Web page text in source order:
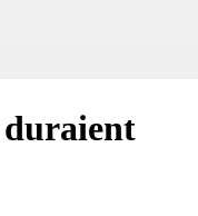
duraient